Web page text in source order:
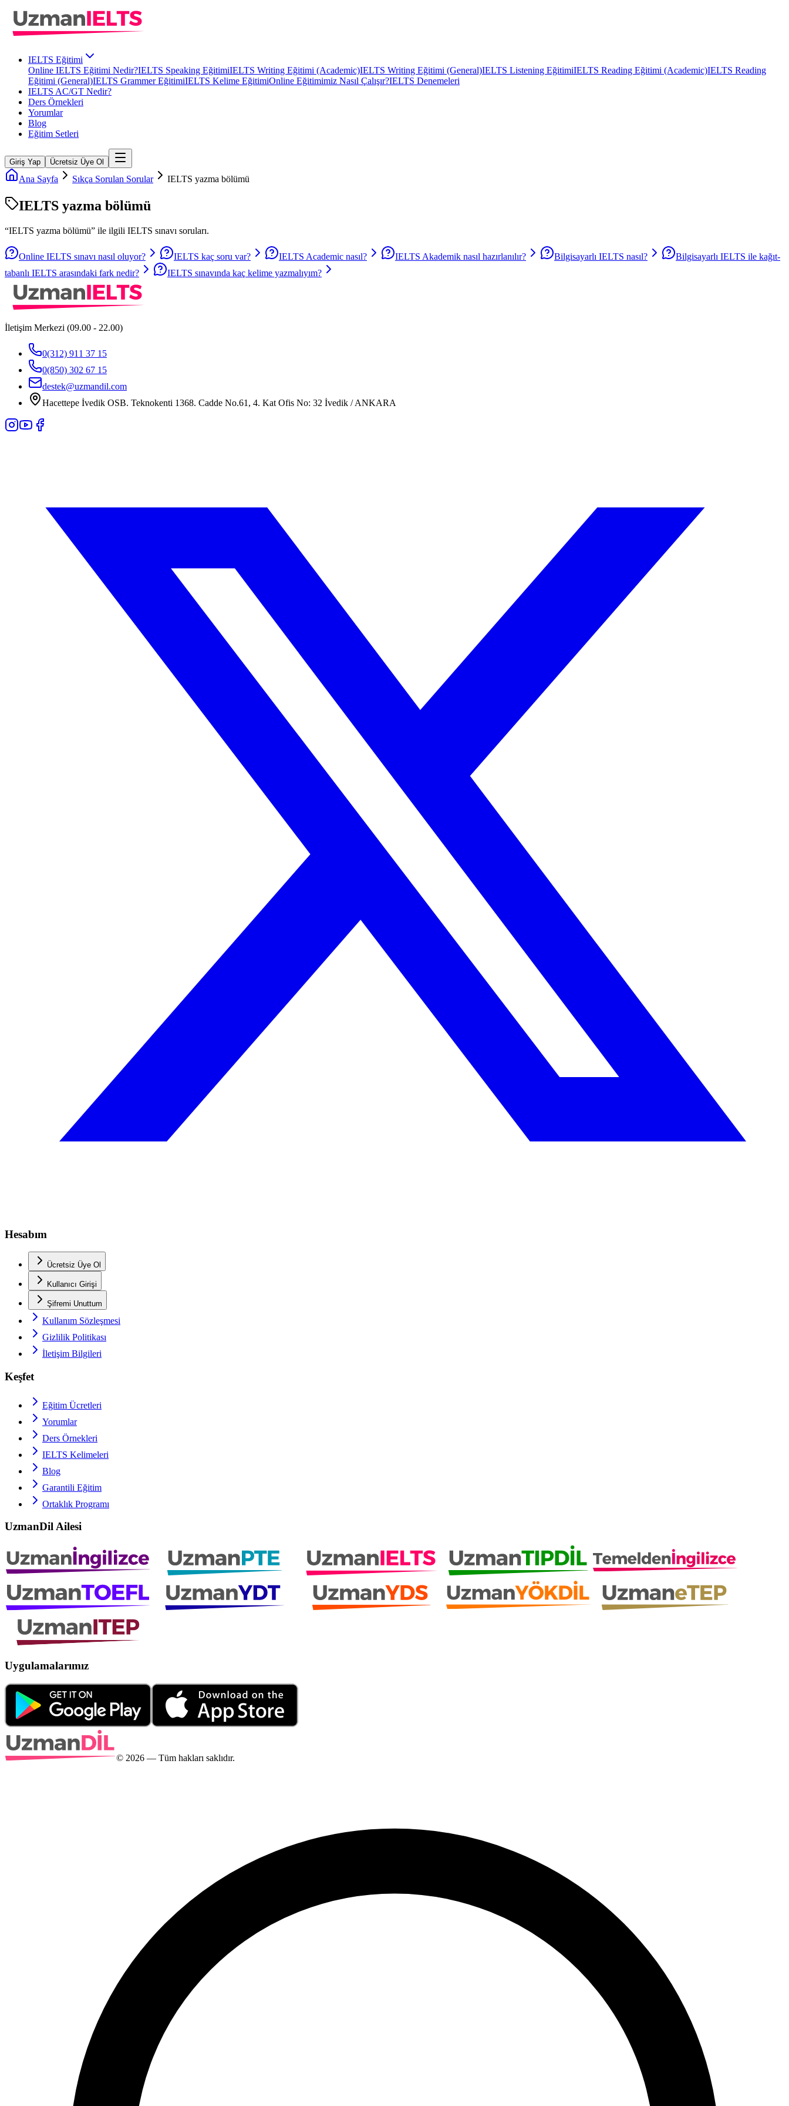
IELTS Eğitimi
Online IELTS Eğitimi Nedir?IELTS Speaking EğitimiIELTS Writing Eğitimi (Academic)IELTS Writing Eğitimi (General)IELTS Listening EğitimiIELTS Reading Eğitimi (Academic)IELTS Reading
Eğitimi (General)IELTS Grammer EğitimiIELTS Kelime EğitimiOnline Eğitimimiz Nasıl Çalışır?IELTS Denemeleri
IELTS AC/GT Nedir?
Ders Örnekleri
Yorumlar
Blog
Eğitim Setleri
Giriş Yap Ücretsiz Üye Ol
Ana Sayfa Sıkça Sorulan Sorular IELTS yazma bölümü
IELTS yazma bölümü
“IELTS yazma bölümü” ile ilgili IELTS sınavı soruları.
Online IELTS sınavı nasıl oluyor? IELTS kaç soru var? IELTS Academic nasıl? IELTS Akademik nasıl hazırlanılır? Bilgisayarlı IELTS nasıl?
Bilgisayarlı IELTS ile kağıt-
tabanlı IELTS arasındaki fark nedir?
IELTS sınavında kaç kelime yazmalıyım?
İletişim Merkezi (09.00 - 22.00)
0(312) 911 37 15
0(850) 302 67 15
destek@uzmandil.com
Hacettepe İvedik OSB. Teknokenti 1368. Cadde No.61, 4. Kat Ofis No: 32 İvedik / ANKARA
Hesabım
Ücretsiz Üye Ol
Kullanıcı Girişi
Şifremi Unuttum
Kullanım Sözleşmesi
Gizlilik Politikası
İletişim Bilgileri
Keşfet
Eğitim Ücretleri
Yorumlar
Ders Örnekleri
IELTS Kelimeleri
Blog
Garantili Eğitim
Ortaklık Programı
UzmanDil Ailesi
Uygulamalarımız
© 2026 — Tüm hakları saklıdır.